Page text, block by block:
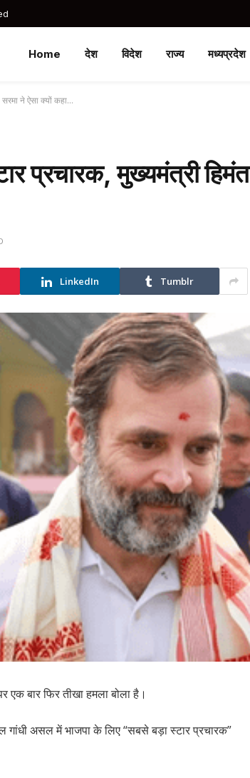
Home देश विदेश राज्य मध्यप्रदेश
ने ऐसा क्यों कहा…
प्रचारक, मुख्यमंत्री हिमंत
LinkedIn Tumblr
एक बार फिर तीखा हमला बोला है।
गांधी असल में भाजपा के लिए “सबसे बड़ा स्टार प्रचारक”